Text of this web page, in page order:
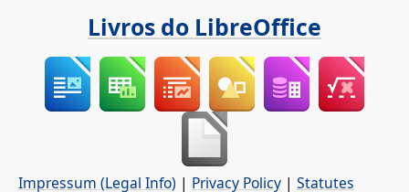
Livros do LibreOffice
Impressum (Legal Info) | Privacy Policy | Statutes